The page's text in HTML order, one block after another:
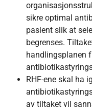
sikre optimal
pasient slik at
begrenses.
handlingsplanen
RHF-ene skal ha
av tiltaket vil